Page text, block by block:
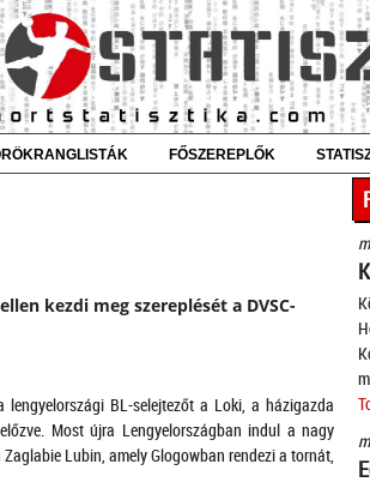
FŐSZEREPLŐK
kezdi meg szereplését a DVSC-
BL-selejtezőt a Loki, a házigazda
Most újra Lengyelországban indul a nagy
Lubin, amely Glogowban rendezi a tornát,